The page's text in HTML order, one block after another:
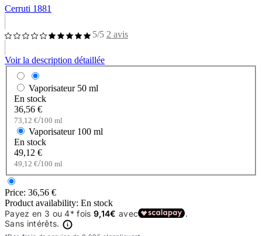
Cerruti 1881
5/5 2 avis
Voir la description détaillée
Vaporisateur 50 ml
En stock
36,56 €
73,12 €/100 ml
Vaporisateur 100 ml
En stock
49,12 €
49,12 €/100 ml
Price: 36,56 €
Product availability: En stock